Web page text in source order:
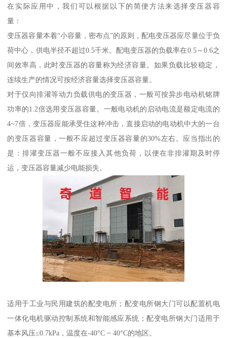
在实际应用中，我们可以根据以下的简便方法来选择变压器容
量：
变压器容量本着“小容量，密布点”的原则，配电变压器应尽量位于负
荷中心，供电半径不超过0.5千米。配电变压器的负载率在0.5～0.6之
间效率高，此时变压器的容量称为经济容量。如果负载比较稳定，
连续生产的情况可按经济容量选择变压器容量。
对于仅向排灌等动力负载供电的变压器，一般可按异步电动机铭牌
功率的1.2倍选用变压器容量。一般电动机的启动电流是额定电流的
4~7倍，变压器应能承受住这种冲击，直接启动的电动机中大的一台
的变压器容量，一般不应超过变压器容量的30%左右。应当指出的
是：排灌变压器一般不应接入其他负荷，以便在非排灌期及时停
运，变压器容量减少电能损失。
适用于工业与民用建筑的配变电所；配变电所钢大门可以配置机电
一体化电机驱动控制系统和智能感应系统；配变电所钢大门适用于
基本风压≤0.7kPa，温度在-40°C ~ 40°C的地区。